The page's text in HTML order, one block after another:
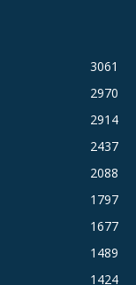
3061
2970
2914
2437
2088
1797
1677
1489
1424